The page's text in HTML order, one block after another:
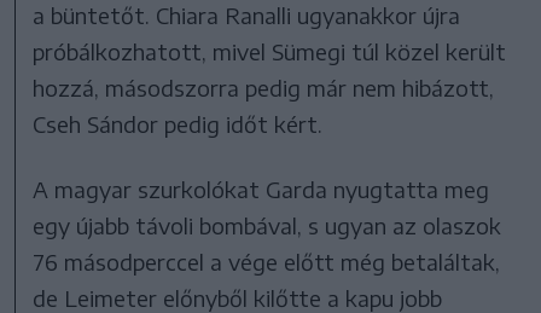
a büntetőt. Chiara Ranalli ugyanakkor újra
próbálkozhatott, mivel Sümegi túl közel került
hozzá, másodszorra pedig már nem hibázott,
Cseh Sándor pedig időt kért.
A magyar szurkolókat Garda nyugtatta meg
egy újabb távoli bombával, s ugyan az olaszok
76 másodperccel a vége előtt még betaláltak,
de Leimeter előnyből kilőtte a kapu jobb